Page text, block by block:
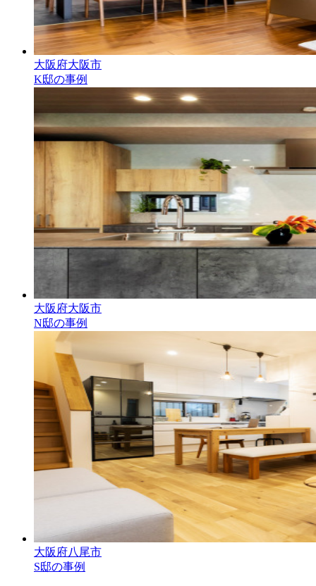
大阪府大阪市
K邸の事例
大阪府大阪市
N邸の事例
大阪府八尾市
S邸の事例